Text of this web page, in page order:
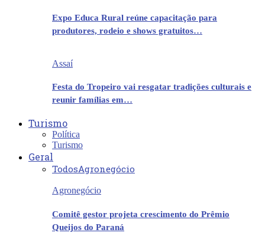
Expo Educa Rural reúne capacitação para
produtores, rodeio e shows gratuitos…
Assaí
Festa do Tropeiro vai resgatar tradições culturais e
reunir famílias em…
Turismo
Política
Turismo
Geral
TodosAgronegócio
Agronegócio
Comitê gestor projeta crescimento do Prêmio
Queijos do Paraná